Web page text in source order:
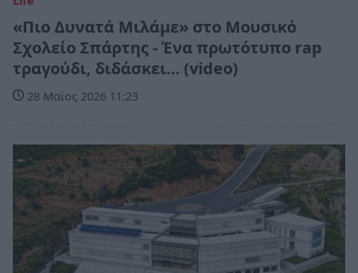
«Πιο Δυνατά Μιλάμε» στο Μουσικό
Σχολείο Σπάρτης - Ένα πρωτότυπο rap
τραγούδι, διδάσκει… (video)
28 Μαϊος 2026 11:23